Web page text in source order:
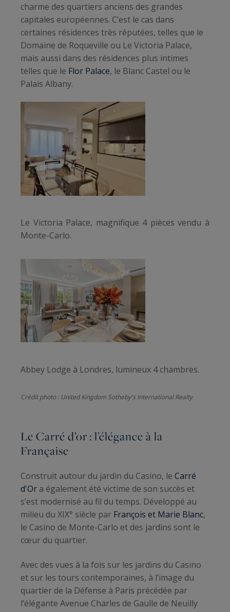
charme des quartiers anciens des grandes
capitales européennes. C’est le cas dans
certaines résidences très réputées, telles que le
Domaine de Roqueville ou Le Victoria Palace,
mais aussi dans des résidences plus intimes
telles que le Flor Palace, le Blanc Castel ou le
Palais Albany.
Le Victoria Palace, magnifique 4 pièces vendu à
Monte-Carlo.
Abbey Lodge à Londres, lumineux 4 chambres.
Crédit photo : United Kingdom Sotheby's International Realty
Le Carré d’or : l’élégance à la
Française
Construit autour du jardin du Casino, le Carré
d'Or a également été victime de son succès et
s’est modernisé au fil du temps. Développé au
milieu du XIX° siècle par François et Marie Blanc,
le Casino de Monte-Carlo et des jardins sont le
cœur du quartier.
Avec des vues à la fois sur les jardins du Casino
et sur les tours contemporaines, à l’image du
quartier de la Défense à Paris précédée par
l’élégante Avenue Charles de Gaulle de Neuilly